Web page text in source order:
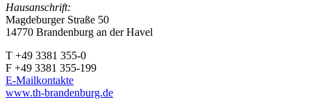
Hausanschrift:
Magdeburger Straße 50
14770 Brandenburg an der Havel
T +49 3381 355-0
F +49 3381 355-199
E-Mailkontakte
www.th-brandenburg.de